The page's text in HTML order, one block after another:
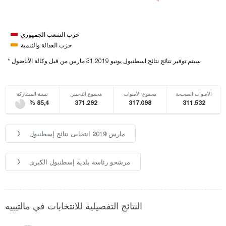
حزب الشعب الجمهوري
حزب العدالة والتنمية
* سيتم توفير نتائج نتائج اسطنبول يونيو 2019 31 مارس من قبل وكالة الأناضول
نسبة المشاركة
% 85,4
مجموع الناخبين
371.292
مجموع الأصوات
317.098
الأصوات الصحيحة
311.532
مارس 2019 انتخابی نتائج إسطنبول
مرشحو رئاسة بلدية إسطنبول الكبرى
النتائج التفصيلية للانتخابات في مالتيبيه